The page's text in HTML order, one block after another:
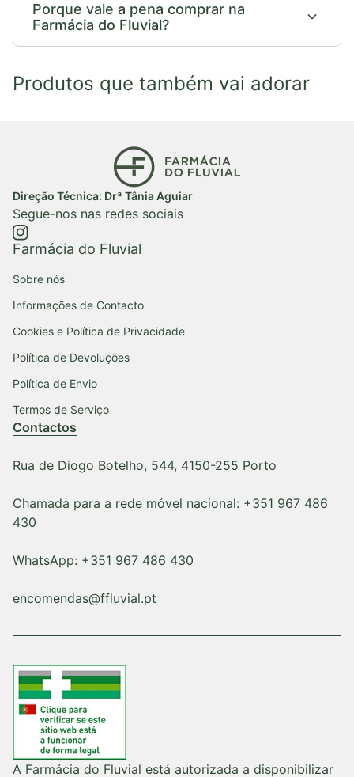
Porque vale a pena comprar na
Farmácia do Fluvial?
expand_more
Produtos que também vai adorar
Início
Direção Técnica: Drª Tânia Aguiar
Segue-nos nas redes sociais
https://www.instagram.com/farmaciadofluvial/
(ligação abre num novo separador/janela)
Farmácia do Fluvial
Sobre nós
Informações de Contacto
Cookies e Política de Privacidade
Política de Devoluções
Política de Envio
Termos de Serviço
Contactos
Rua de Diogo Botelho, 544, 4150-255 Porto
Chamada para a rede móvel nacional: +351 967 486
430
WhatsApp: +351 967 486 430
encomendas@ffluvial.pt
A Farmácia do Fluvial está autorizada a disponibilizar